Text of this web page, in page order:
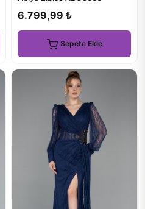
6.799,99 ₺
Sepete Ekle